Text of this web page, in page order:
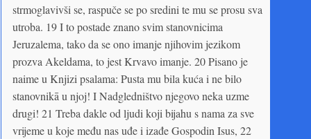
strmoglavivši se, raspuče se po sredini te mu se prosu sva
utroba. 19 I to postade znano svim stanovnicima
Jeruzalema, tako da se ono imanje njihovim jezikom
prozva Akeldama, to jest Krvavo imanje. 20 Pisano je
naime u Knjizi psalama: Pusta mu bila kuća i ne bilo
stanovnikā u njoj! I Nadgledništvo njegovo neka uzme
drugi! 21 Treba dakle od ljudi koji bijahu s nama za sve
vrijeme u koje među nas uđe i izađe Gospodin Isus, 22